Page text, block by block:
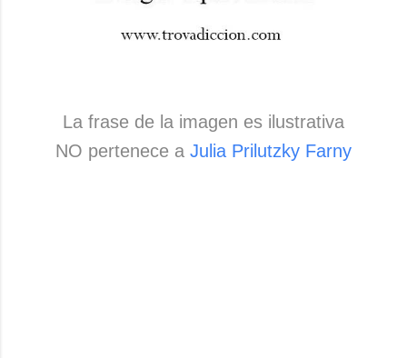
La frase de la imagen es ilustrativa
NO pertenece a Julia Prilutzky Farny